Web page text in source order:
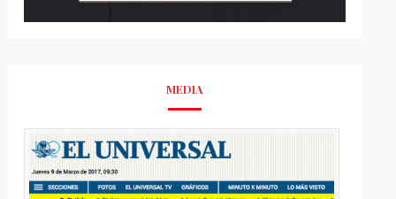
MEDIA